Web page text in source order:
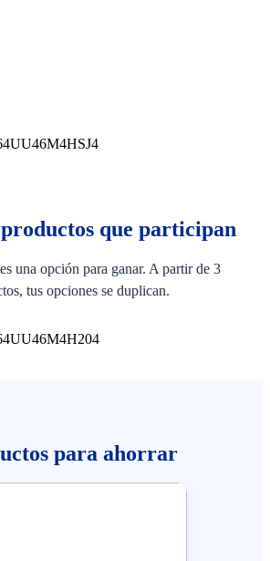
que participan
una opción para ganar. A partir de 3
tus opciones se duplican.
para ahorrar